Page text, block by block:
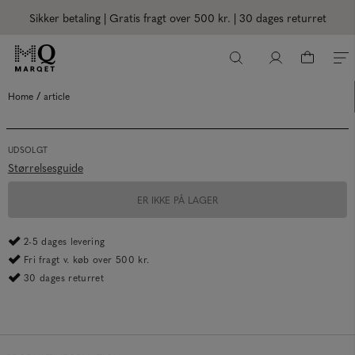
Sikker betaling | Gratis fragt over 500 kr. | 30 dages returret
Home / article
UDSOLGT
Størrelsesguide
ER IKKE PÅ LAGER
2-5 dages levering
Fri fragt v. køb over 500 kr.
30 dages returret